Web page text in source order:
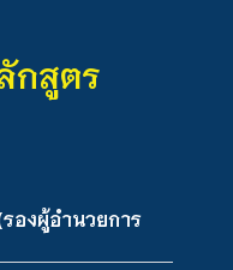
กสูตร
งผู้อำนวยการ